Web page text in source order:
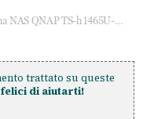
Scopri la nuova gamma NAS QNAP TS-h1465U-RP, TS-h1065eU e TS-h665U: storage aziendale con ZFS, DDR5, E1.S NVMe e connettività 2.5GbE per backup, virtualizzazione e cybersecurity.
trattato su queste
di aiutarti!